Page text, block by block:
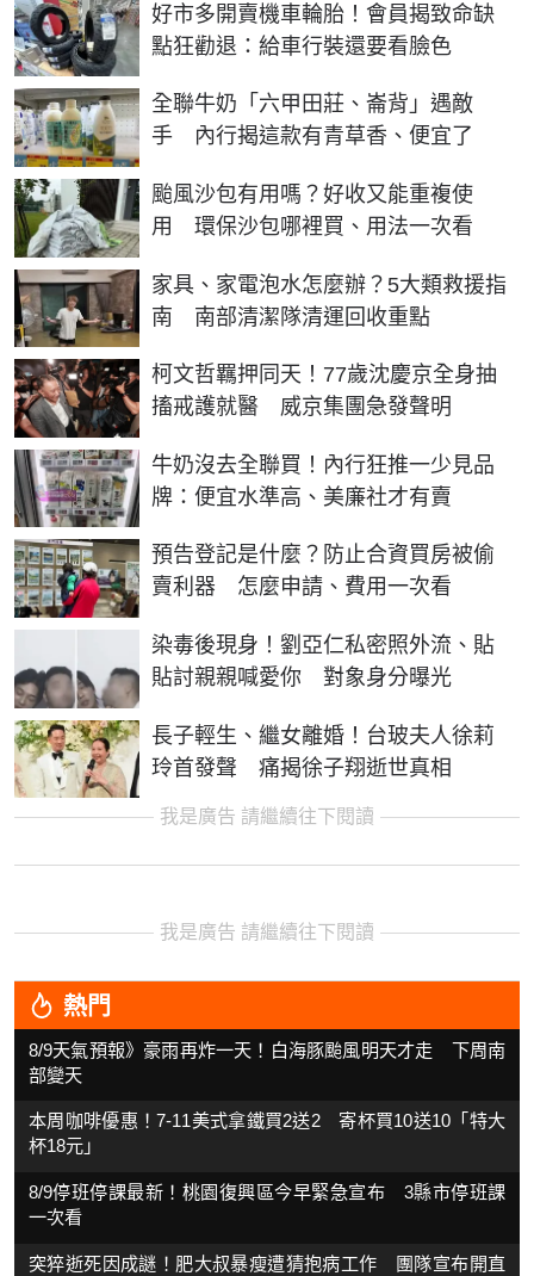
好市多開賣機車輪胎！會員揭致命缺
點狂勸退：給車行裝還要看臉色
全聯牛奶「六甲田莊、崙背」遇敵
手 內行揭這款有青草香、便宜了
颱風沙包有用嗎？好收又能重複使
用 環保沙包哪裡買、用法一次看
家具、家電泡水怎麼辦？5大類救援指
南 南部清潔隊清運回收重點
柯文哲羈押同天！77歲沈慶京全身抽
搐戒護就醫 威京集團急發聲明
牛奶沒去全聯買！內行狂推一少見品
牌：便宜水準高、美廉社才有賣
預告登記是什麼？防止合資買房被偷
賣利器 怎麼申請、費用一次看
染毒後現身！劉亞仁私密照外流、貼
貼討親親喊愛你 對象身分曝光
長子輕生、繼女離婚！台玻夫人徐莉
玲首發聲 痛揭徐子翔逝世真相
我是廣告 請繼續往下閱讀
我是廣告 請繼續往下閱讀
熱門
8/9天氣預報》豪雨再炸一天！白海豚颱風明天才走 下周南
部變天
本周咖啡優惠！7-11美式拿鐵買2送2 寄杯買10送10「特大
杯18元」
8/9停班停課最新！桃園復興區今早緊急宣布 3縣市停班課
一次看
突猝逝死因成謎！肥大叔暴瘦遭猜抱病工作 團隊宣布開直